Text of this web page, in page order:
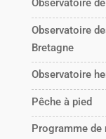
Observatoire
Observatoire
Bretagne
Observatoire
Pêche à pied
Programme